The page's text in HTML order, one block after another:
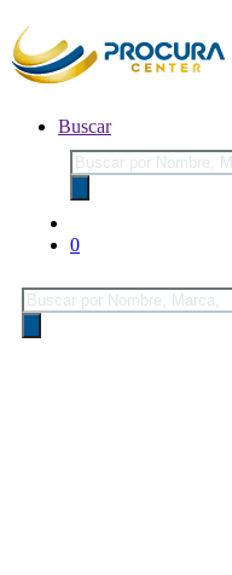
Buscar
Búsqueda
de
productos
0
Búsqueda
de
productos